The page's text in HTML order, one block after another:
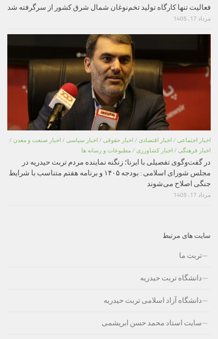
فعالیت تنها کارگاه تولید تخم‌نوغان شمال شرق کشور از سرگرفته شد
مرداد 17, 1405
اخبار اجتماعی / اخبار اقتصادی / اخبار حقوقی / اخبار سیاسی / اخبار صنعت و معدن /
اخبار فرهنگی / اخبار کشاورزی / مطبوعات و رسانه ها
در گفت‌وگوی تفصیلی با ایرنا؛ زنگنه نماینده مردم تربت حیدریه در
مجلس شورای اسلامی : بودجه ۱۴۰۵ و برنامه هفتم متناسب با شرایط
جنگی اصلاح می‌شوند
مرداد 17, 1405
سایت های مرتبط
تربت ما
دانشگاه تربت حیدریه
دانشگاه آزاد اسلامی تربت حیدریه
سایت استاد محمد حسن ابریشمی